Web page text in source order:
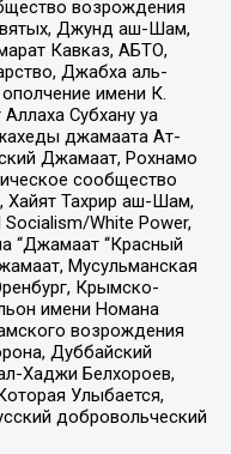
возрождения
Джунд аш-Шам,
Кавказ, АБТО,
Джабха аль-
имени К.
Субхану уа
джамаата Ат-
Джамаат, Рохнамо
сообщество
Хайят Тахрир аш-Шам,
White Power,
“Джамаат “Красный
Мусульманская
Крымско-
имени Номана
возрождения
Дуббайский
Хаджи Белхороев,
Улыбается,
добровольческий